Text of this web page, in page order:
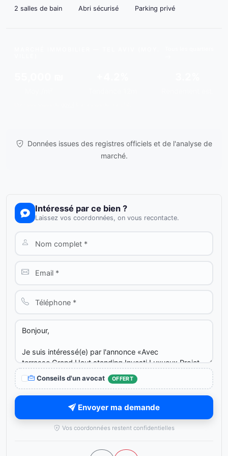
2 salles de bain
Abri sécurisé Parking privé
Données issues des registres officiels et de l'analyse de
marché.
Intéressé par ce bien ?
Laissez vos coordonnées, on vous recontacte.
Conseils d'un avocat OFFERT
Envoyer ma demande
Vos coordonnées restent confidentielles